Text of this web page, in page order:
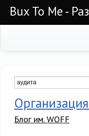
Bux To Me -
Блог им. WOFF